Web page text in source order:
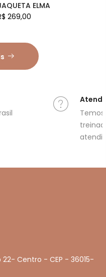
ELMA
269,00
22- Centro - CEP - 36015-